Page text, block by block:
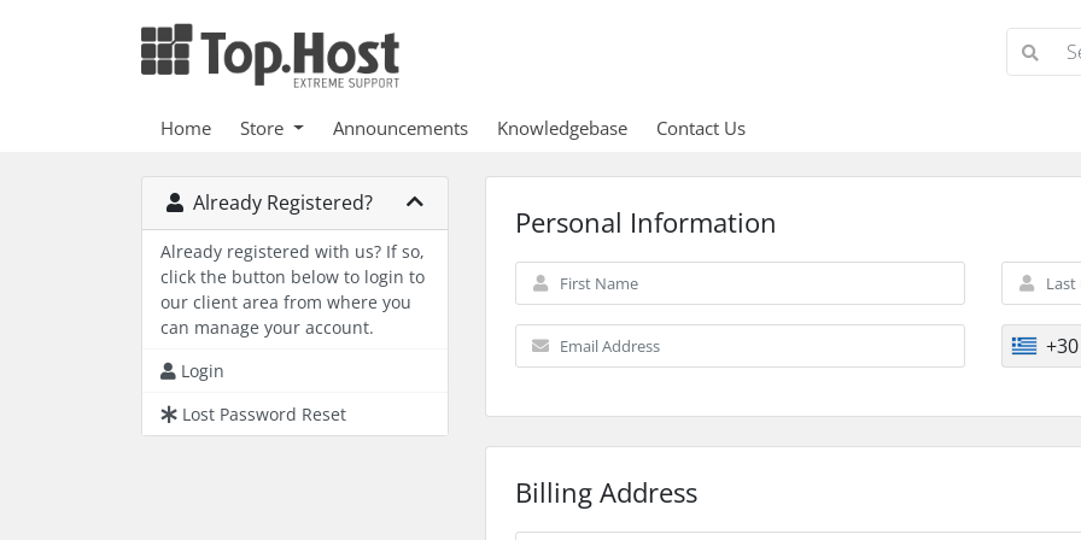
Home Store Announcements Knowledgebase Contact Us
Already Registered?
Already registered with us? If so,
click the button below to login to
our client area from where you
can manage your account.
Login
Lost Password Reset
Personal Information
+30
Billing Address